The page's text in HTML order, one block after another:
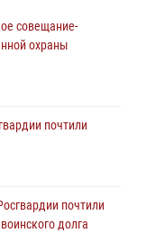
совещание-
охраны
почтили
почтили
долга